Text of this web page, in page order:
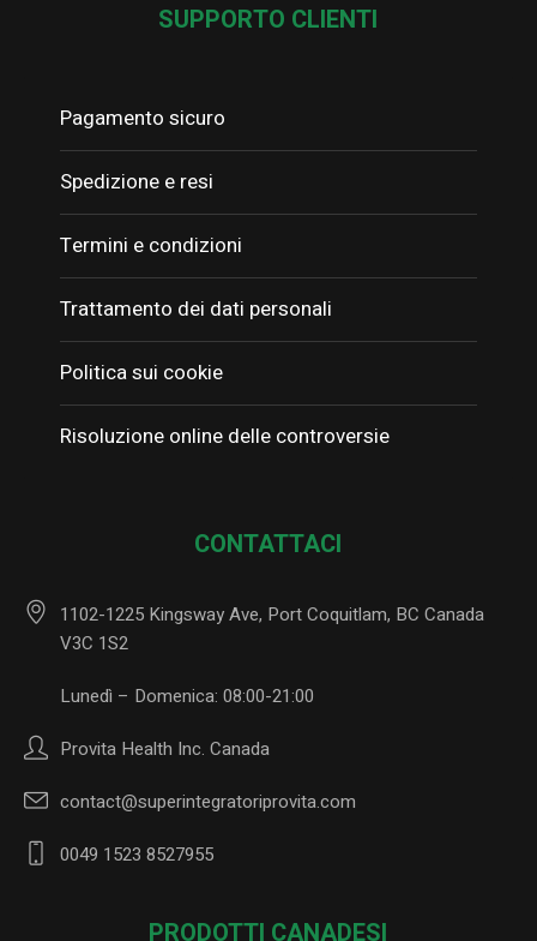
SUPPORTO CLIENTI
Pagamento sicuro
Spedizione e resi
Termini e condizioni
Trattamento dei dati personali
Politica sui cookie
Risoluzione online delle controversie
CONTATTACI
1102-1225 Kingsway Ave, Port Coquitlam, BC Canada
V3C 1S2
Lunedì – Domenica: 08:00-21:00
Provita Health Inc. Canada
contact@superintegratoriprovita.com
0049 1523 8527955
PRODOTTI CANADESI